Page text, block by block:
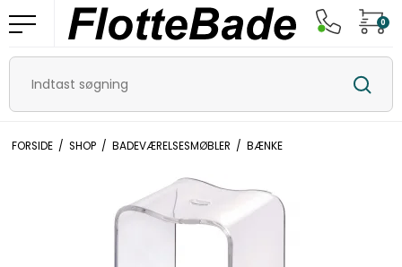
0
FORSIDE / SHOP / BADEVÆRELSESMØBLER / BÆNKE